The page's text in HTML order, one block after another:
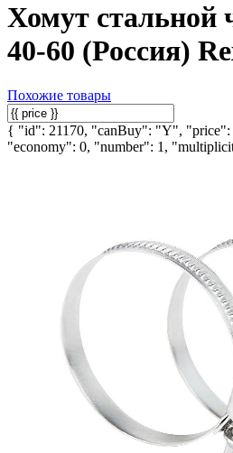
Хомут стальной
40-60 (Россия)
Похожие товары
{ "id": 21170, "canBuy": "Y", "price":
"economy": 0, "number": 1,